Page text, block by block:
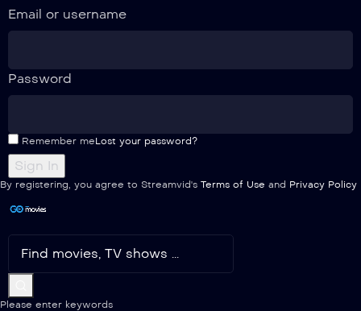
Email or username
Password
Remember meLost your password?
By registering, you agree to Streamvid's Terms of Use and Privacy Policy
Please enter keywords